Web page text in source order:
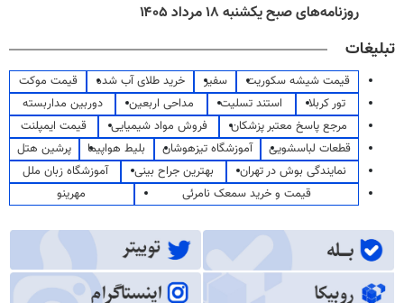
روزنامه‌های صبح یکشنبه ۱۸ مرداد ۱۴۰۵
تبلیغات
قیمت شیشه سکوریت سفیر خرید طلای آب شده
قیمت موکت
تور کربلا
استند تسلیت مداحی اربعین
دوربین مداربسته
مرجع پاسخ معتبر پزشکان
فروش مواد شیمیایی
قیمت ایمپلنت
قطعات لباسشویی
آموزشگاه تیزهوشان بلیط هواپیما
پرشین هتل
نمایندگی بوش در تهران
بهترین جراح بینی
آموزشگاه زبان ملل
قیمت و خرید سمعک نامرئی
مهرینو